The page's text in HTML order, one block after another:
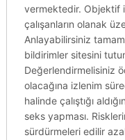
vermektedir. Objektif
çalışanların olanak
Anlayabilirsiniz
bildirimler sitesini
Değerlendirmelisiniz
olacağına izlenim
halinde çalıştığı
seks yapması.
sürdürmeleri edilir